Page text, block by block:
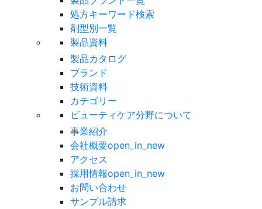
処方キーワード検索
剤型別一覧
製品資料
製品カタログ
ブランド
技術資料
カテゴリー
ビューティケア分野について
事業紹介
会社概要open_in_new
アクセス
採用情報open_in_new
お問い合わせ
サンプル請求